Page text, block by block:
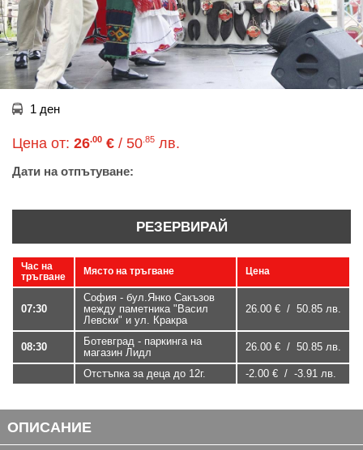
1 ден
Цена от: 26.00 € / 50 .85 лв.
Дати на отпътуване:
РЕЗЕРВИРАЙ
Час на
тръгване
Място на тръгване Цена
07:30
София - бул.Янко Сакъзов
между паметника "Васил
Левски" и ул. Кракра
26.00 € / 50.85 лв.
08:30
Ботевград - паркинга на
магазин Лидл
26.00 € / 50.85 лв.
Отстъпка за деца до 12г. -2.00 € / -3.91 лв.
ОПИСАНИЕ